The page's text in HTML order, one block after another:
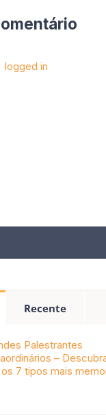
logged in
Recente
Palestrantes
–
7 tipos mais